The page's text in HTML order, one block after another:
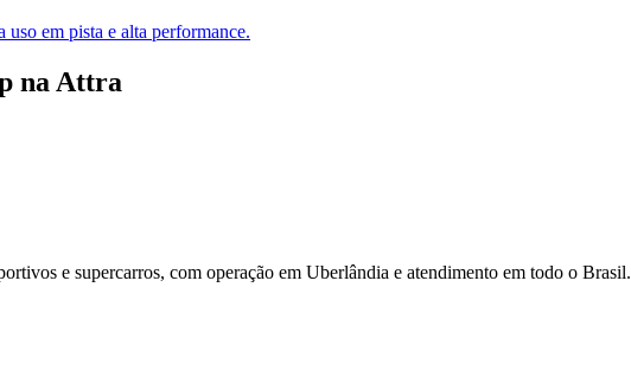
uso em pista e alta performance.
na Attra
e supercarros, com operação em Uberlândia e atendimento em todo o Brasil.